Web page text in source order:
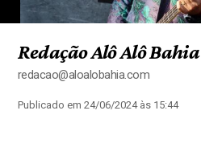
Redação Alô Alô Bahia
redacao@aloalobahia.com
Publicado em 24/06/2024 às 15:44